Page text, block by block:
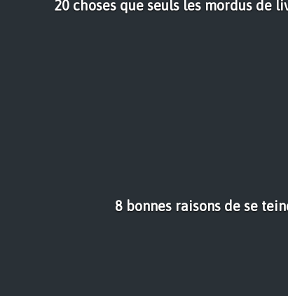
20 choses que seuls les mordus de
8 bonnes raisons de se